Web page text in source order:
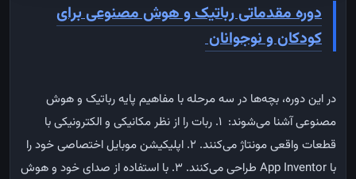
دوره مقدماتی رباتیک و هوش مصنوعی برای
کودکان و نوجوانان
در این دوره، بچه‌ها در سه مرحله با مفاهیم پایه رباتیک و هوش
مصنوعی آشنا می‌شوند:
۱. ربات را از نظر مکانیکی و الکترونیکی با
قطعات واقعی مونتاژ می‌کنند.
۲. اپلیکیشن موبایل اختصاصی خود را
با App Inventor طراحی می‌کنند.
۳. با استفاده از صدای خود و هوش